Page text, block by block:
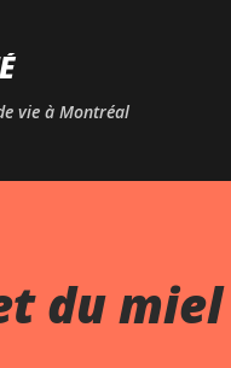
vie à Montréal
du